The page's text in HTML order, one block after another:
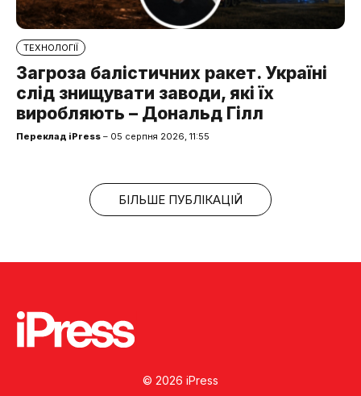
ТЕХНОЛОГІЇ
Загроза балістичних ракет. Україні
слід знищувати заводи, які їх
виробляють – Дональд Гілл
Переклад iPress – 05 серпня 2026, 11:55
БІЛЬШЕ ПУБЛІКАЦІЙ
© 2026 iPress